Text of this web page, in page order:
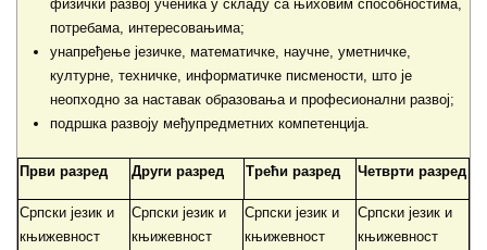
физички развој ученика у складу са њиховим способностима,
потребама, интересовањима;
унапређење језичке, математичке, научне, уметничке,
културне, техничке, информатичке писмености, што је
неопходно за наставак образовања и професионални развој;
подршка развоју међупредметних компетенција.
Први разред Други разред Трећи разред Четврти разред
Српски језик и
књижевност
Српски језик и
књижевност
Српски језик и
књижевност
Српски језик и
књижевност